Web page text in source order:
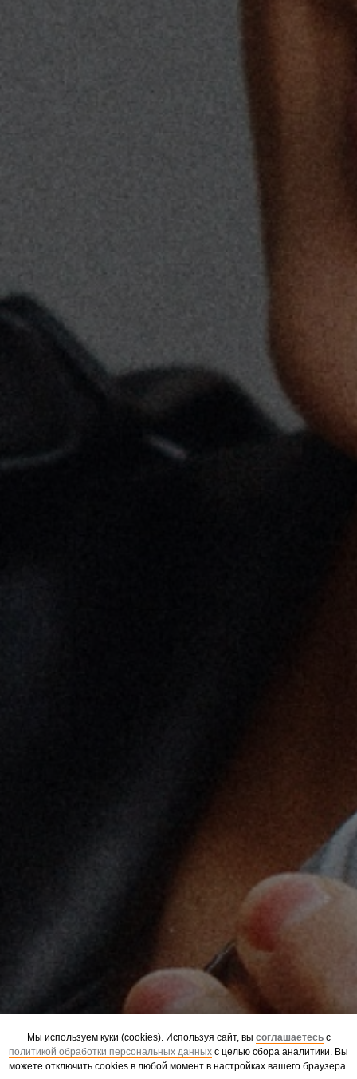
Мы используем куки (cookies). Используя сайт, вы соглашаетесь с
политикой обработки персональных данных с целью сбора аналитики. Вы
можете отключить cookies в любой момент в настройках вашего браузера.